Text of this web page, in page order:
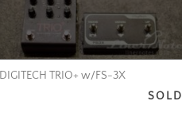
DIGITECH TRIO+ w/FS-3X
SOLD